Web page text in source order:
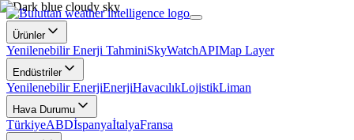
Ürünler
Yenilenebilir Enerji TahminiSkyWatchAPIMap Layer
Endüstriler
Yenilenebilir EnerjiEnerjiHavacılıkLojistikLiman
Hava Durumu
TürkiyeABDİspanyaİtalyaFransa